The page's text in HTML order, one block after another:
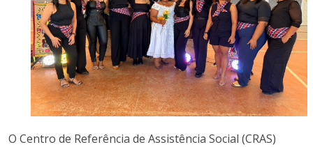
O Centro de Referência de Assistência Social (CRAS)